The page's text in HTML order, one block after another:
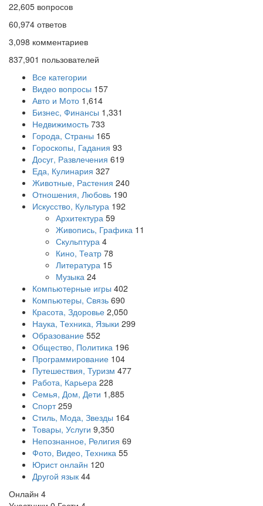
22,605 вопросов
60,974 ответов
3,098 комментариев
837,901 пользователей
Все категории
Видео вопросы 157
Авто и Мото 1,614
Бизнес, Финансы 1,331
Недвижимость 733
Города, Страны 165
Гороскопы, Гадания 93
Досуг, Развлечения 619
Еда, Кулинария 327
Животные, Растения 240
Отношения, Любовь 190
Искусство, Культура 192
Архитектура 59
Живопись, Графика 11
Скульптура 4
Кино, Театр 78
Литература 15
Музыка 24
Компьютерные игры 402
Компьютеры, Связь 690
Красота, Здоровье 2,050
Наука, Техника, Языки 299
Образование 552
Общество, Политика 196
Программирование 104
Путешествия, Туризм 477
Работа, Карьера 228
Семья, Дом, Дети 1,885
Спорт 259
Стиль, Мода, Звезды 164
Товары, Услуги 9,350
Непознанное, Религия 69
Фото, Видео, Техника 55
Юрист онлайн 120
Другой язык 44
Онлайн 4